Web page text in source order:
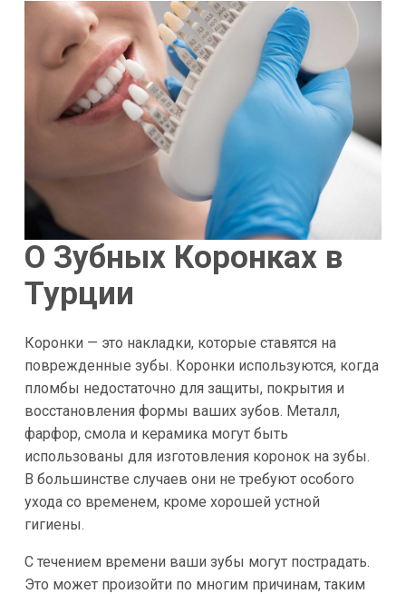
О Зубных Коронках в
Турции
Коронки — это накладки, которые ставятся на
поврежденные зубы. Коронки используются, когда
пломбы недостаточно для защиты, покрытия и
восстановления формы ваших зубов. Металл,
фарфор, смола и керамика могут быть
использованы для изготовления коронок на зубы.
В большинстве случаев они не требуют особого
ухода со временем, кроме хорошей устной
гигиены.
С течением времени ваши зубы могут пострадать.
Это может произойти по многим причинам, таким